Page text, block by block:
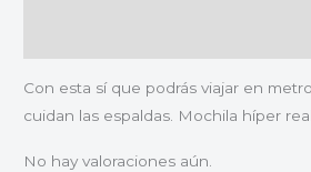
Con esta sí que podrás viajar en
cuidan las espaldas. Mochila híper
No hay valoraciones aún.